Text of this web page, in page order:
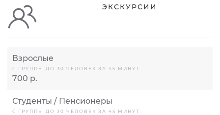
ЭКСКУРСИИ
Взрослые
С ГРУППЫ ДО 30 ЧЕЛОВЕК ЗА 45 МИНУТ
700 р.
Студенты / Пенсионеры
С ГРУППЫ ДО 30 ЧЕЛОВЕК ЗА 45 МИНУТ